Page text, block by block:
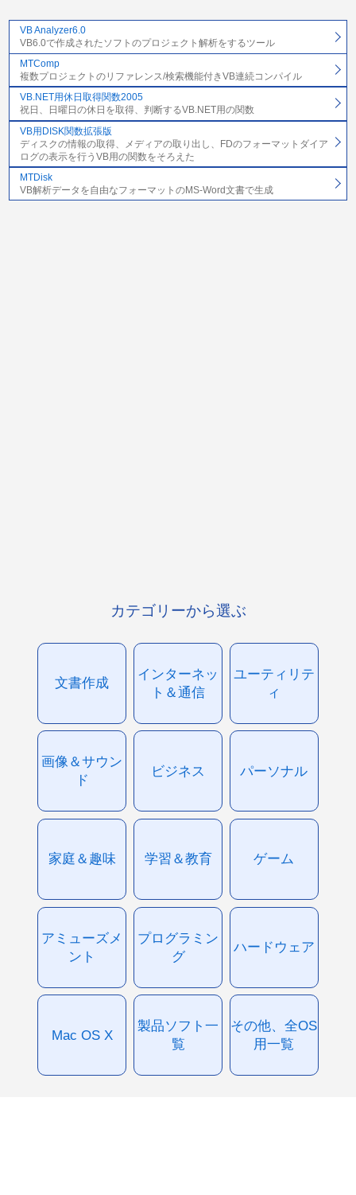
VB Analyzer6.0
VB6.0で作成されたソフトのプロジェクト解析をするツール
MTComp
複数プロジェクトのリファレンス/検索機能付きVB連続コンパイル
VB.NET用休日取得関数2005
祝日、日曜日の休日を取得、判断するVB.NET用の関数
VB用DISK関数拡張版
ディスクの情報の取得、メディアの取り出し、FDのフォーマットダイア
ログの表示を行うVB用の関数をそろえた
MTDisk
VB解析データを自由なフォーマットのMS-Word文書で生成
カテゴリーから選ぶ
文書作成
インターネッ
ト＆通信
ユーティリテ
ィ
画像＆サウン
ド
ビジネス パーソナル
家庭＆趣味 学習＆教育 ゲーム
アミューズメ
ント
プログラミン
グ
ハードウェア
Mac OS X
製品ソフト一
覧
その他、全OS
用一覧